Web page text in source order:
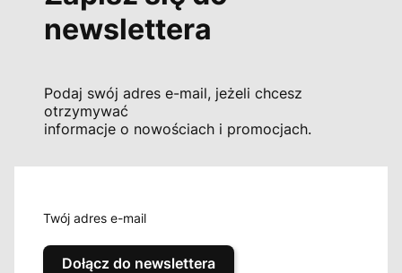
newslettera
Podaj swój adres e-mail, jeżeli chcesz
otrzymywać
informacje o nowościach i promocjach.
Twój adres e-mail
Dołącz do newslettera